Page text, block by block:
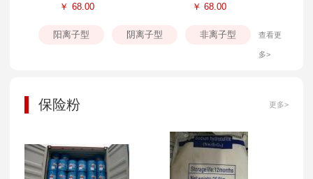
￥ 68.00 ￥ 68.00
阳离子型 阴离子型 非离子型 查看更
多>
保险粉 更多>